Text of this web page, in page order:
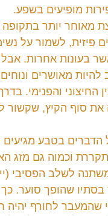
מופיעים בשפע.
מאוחר יותר בתקופה
פיזית, לשמור על
בעונות אחרות.
מאושרים
החיצוני והפנימי.
סוף הקיץ, שקשור
הדברים בטבע
וכמוה גם מזג
לשלב הפסיבי
בסתיו שהופך סוער.